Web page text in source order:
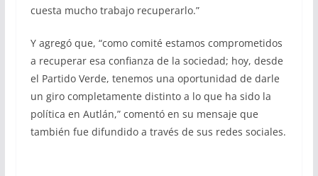
cuesta mucho trabajo recuperarlo.”
Y agregó que, “como comité estamos comprometidos
a recuperar esa confianza de la sociedad; hoy, desde
el Partido Verde, tenemos una oportunidad de darle
un giro completamente distinto a lo que ha sido la
política en Autlán,” comentó en su mensaje que
también fue difundido a través de sus redes sociales.